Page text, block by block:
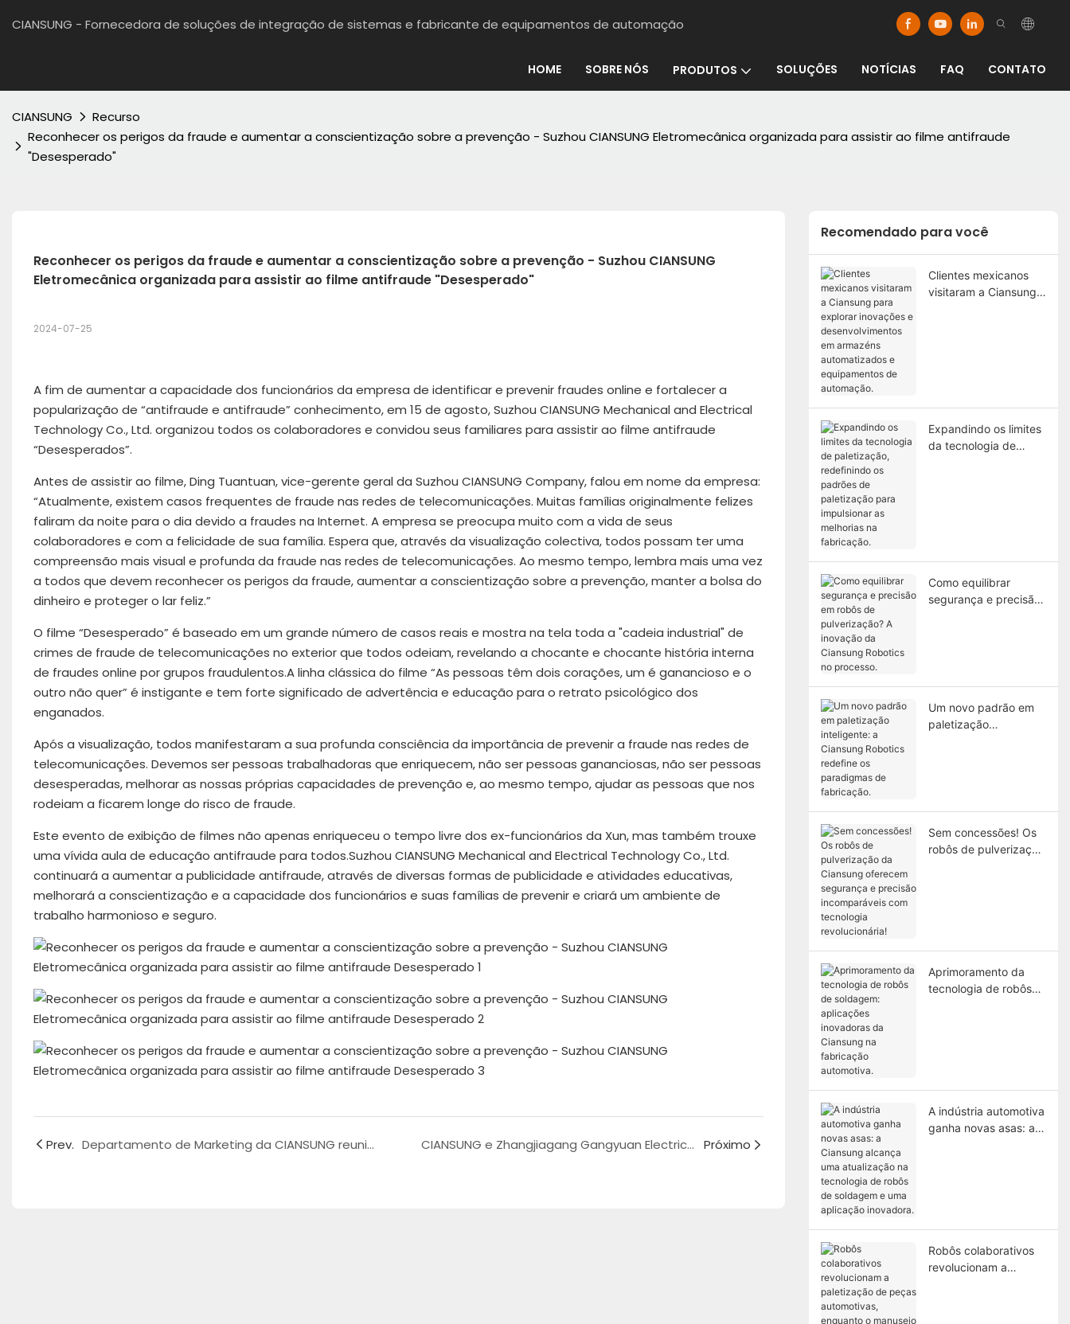
CIANSUNG - Fornecedora de soluções de integração de sistemas e fabricante de equipamentos de automação
HOME SOBRE NÓS PRODUTOS SOLUÇÕES NOTÍCIAS FAQ CONTATO
CIANSUNG
Recurso
Reconhecer os perigos da fraude e aumentar a conscientização sobre a prevenção - Suzhou CIANSUNG Eletromecânica organizada para assistir ao filme antifraude
"Desesperado"
Reconhecer os perigos da fraude e aumentar a conscientização sobre a prevenção - Suzhou CIANSUNG
Eletromecânica organizada para assistir ao filme antifraude "Desesperado"
2024-07-25
A fim de aumentar a capacidade dos funcionários da empresa de identificar e prevenir fraudes online e fortalecer a
popularização de “antifraude e antifraude” conhecimento, em 15 de agosto, Suzhou CIANSUNG Mechanical and Electrical
Technology Co., Ltd. organizou todos os colaboradores e convidou seus familiares para assistir ao filme antifraude
“Desesperados”.
Antes de assistir ao filme, Ding Tuantuan, vice-gerente geral da Suzhou CIANSUNG Company, falou em nome da empresa:
“Atualmente, existem casos frequentes de fraude nas redes de telecomunicações. Muitas famílias originalmente felizes
faliram da noite para o dia devido a fraudes na Internet. A empresa se preocupa muito com a vida de seus
colaboradores e com a felicidade de sua família. Espera que, através da visualização colectiva, todos possam ter uma
compreensão mais visual e profunda da fraude nas redes de telecomunicações. Ao mesmo tempo, lembra mais uma vez
a todos que devem reconhecer os perigos da fraude, aumentar a conscientização sobre a prevenção, manter a bolsa do
dinheiro e proteger o lar feliz.”
O filme “Desesperado” é baseado em um grande número de casos reais e mostra na tela toda a "cadeia industrial" de
crimes de fraude de telecomunicações no exterior que todos odeiam, revelando a chocante e chocante história interna
de fraudes online por grupos fraudulentos.A linha clássica do filme “As pessoas têm dois corações, um é ganancioso e o
outro não quer” é instigante e tem forte significado de advertência e educação para o retrato psicológico dos
enganados.
Após a visualização, todos manifestaram a sua profunda consciência da importância de prevenir a fraude nas redes de
telecomunicações. Devemos ser pessoas trabalhadoras que enriquecem, não ser pessoas gananciosas, não ser pessoas
desesperadas, melhorar as nossas próprias capacidades de prevenção e, ao mesmo tempo, ajudar as pessoas que nos
rodeiam a ficarem longe do risco de fraude.
Este evento de exibição de filmes não apenas enriqueceu o tempo livre dos ex-funcionários da Xun, mas também trouxe
uma vívida aula de educação antifraude para todos.Suzhou CIANSUNG Mechanical and Electrical Technology Co., Ltd.
continuará a aumentar a publicidade antifraude, através de diversas formas de publicidade e atividades educativas,
melhorará a conscientização e a capacidade dos funcionários e suas famílias de prevenir e criará um ambiente de
trabalho harmonioso e seguro.
Prev. Departamento de Marketing da CIANSUNG reunido - continue, o futuro é promissor! CIANSUNG e Zhangjiagang Gangyuan Electric Power chegaram a uma cooperação no projeto do robô para serrar árvores Próximo
Recomendado para você
Clientes mexicanos
visitaram a Ciansung
automação.
Expandindo os limites
da tecnologia de
fabricação.
Como equilibrar
segurança e precisão
Um novo padrão em
paletização
Sem concessões! Os
robôs de pulverização
Aprimoramento da
tecnologia de robôs
A indústria automotiva
ganha novas asas: a
Robôs colaborativos
revolucionam a